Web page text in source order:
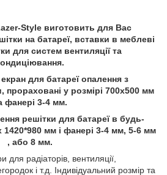
Style виготовить для Вас
на батареї, вставки в меблеві
для систем вентиляції та
для батареї опалення з
прораховані у розмірі 700х500 мм
фанері 3-4 мм.
решітки для батареї в будь-
1420*980 мм і фанері 3-4 мм, 5-6 мм
, або 8 мм.
радіаторів, вентиляції,
і т.д. Індивідуальний розмір та